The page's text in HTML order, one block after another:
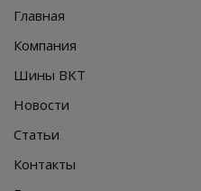
Главная
Компания
Шины BKT
Новости
Статьи
Контакты